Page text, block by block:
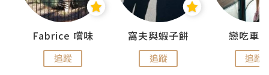
Fabrice 嚐味
追蹤
窩夫與蝦子餅
追蹤
戀吃車
追蹤